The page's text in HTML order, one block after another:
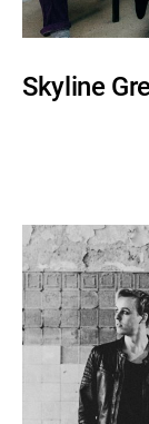
l
e
Skyline